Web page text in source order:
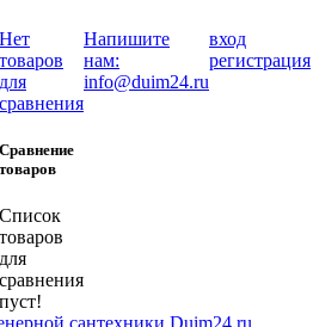
Нет
товаров
для
сравнения
Сравнение
товаров
Список
товаров
для
сравнения
пуст!
Напишите
нам:
info@duim24.ru
вход
регистрация